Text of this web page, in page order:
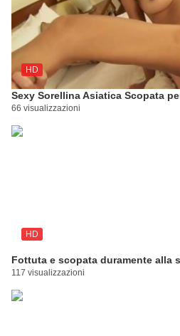
HD
Sexy Sorellina Asiatica Scopata
66 visualizzazioni
HD
Fottuta e scopata duramente alla
117 visualizzazioni